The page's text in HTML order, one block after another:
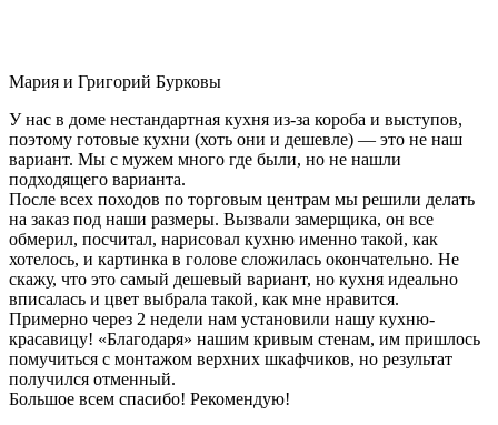
Мария и Григорий Бурковы
У нас в доме нестандартная кухня из-за короба и выступов,
поэтому готовые кухни (хоть они и дешевле) — это не наш
вариант. Мы с мужем много где были, но не нашли
подходящего варианта.
После всех походов по торговым центрам мы решили делать
на заказ под наши размеры. Вызвали замерщика, он все
обмерил, посчитал, нарисовал кухню именно такой, как
хотелось, и картинка в голове сложилась окончательно. Не
скажу, что это самый дешевый вариант, но кухня идеально
вписалась и цвет выбрала такой, как мне нравится.
Примерно через 2 недели нам установили нашу кухню-
красавицу! «Благодаря» нашим кривым стенам, им пришлось
помучиться с монтажом верхних шкафчиков, но результат
получился отменный.
Большое всем спасибо! Рекомендую!